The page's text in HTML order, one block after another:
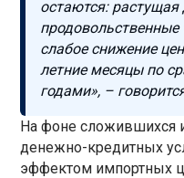
остаются:
продовольственные
слабое снижение
летние месяцы по
годами», –
На фоне сложившихся
денежно-кредитных
эффектом импортных